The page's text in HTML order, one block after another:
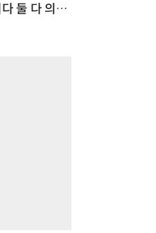
진정한 우정?…친구 구하려다 둘 다 의자 틈에 목이 낀 순간